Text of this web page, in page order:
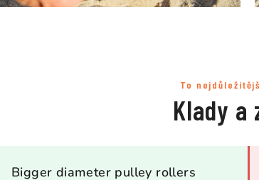
To
Klady a
Bigger diameter pulley rollers